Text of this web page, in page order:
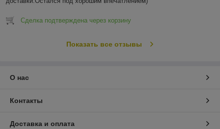
Сделка подтверждена через корзину
Показать все отзывы
О нас
Контакты
Доставка и оплата